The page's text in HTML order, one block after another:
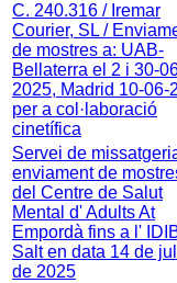
C. 240.316 / Iremar
Courier, SL /
de mostres a: UAB-
Bellaterra el 2 i 30-
2025, Madrid 10-06-
per a col·laboració
cinetífica
Servei de
enviament de
del Centre de Salut
Mental d' Adults At
Empordà fins a l'
Salt en data 14 de
de 2025